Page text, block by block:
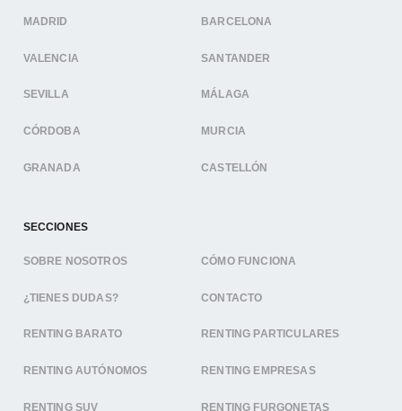
MADRID BARCELONA
VALENCIA SANTANDER
SEVILLA MÁLAGA
CÓRDOBA MURCIA
GRANADA CASTELLÓN
SECCIONES
SOBRE NOSOTROS CÓMO FUNCIONA
¿TIENES DUDAS? CONTACTO
RENTING BARATO RENTING PARTICULARES
RENTING AUTÓNOMOS RENTING EMPRESAS
RENTING SUV RENTING FURGONETAS